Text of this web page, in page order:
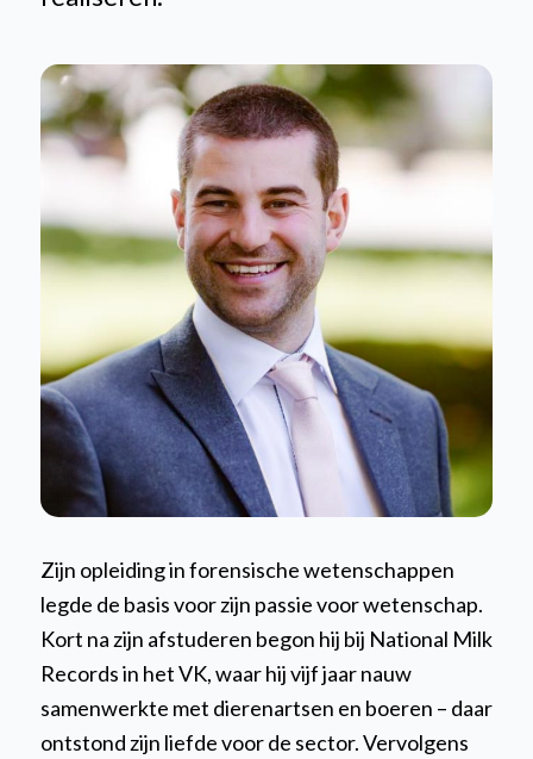
Zijn opleiding in forensische wetenschappen
legde de basis voor zijn passie voor wetenschap.
Kort na zijn afstuderen begon hij bij National Milk
Records in het VK, waar hij vijf jaar nauw
samenwerkte met dierenartsen en boeren – daar
ontstond zijn liefde voor de sector. Vervolgens